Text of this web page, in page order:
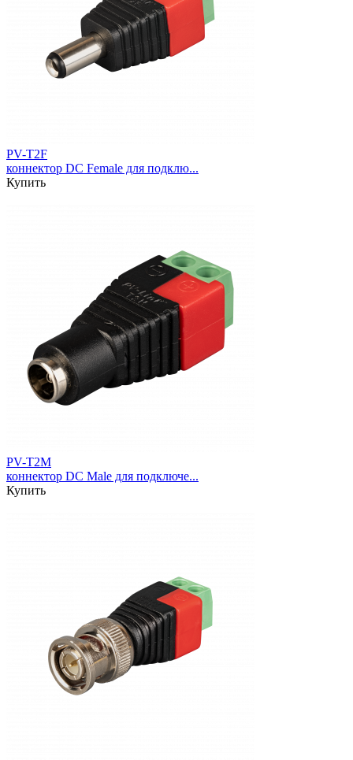
PV-T2F
коннектор DC Female для подклю...
Купить
PV-T2M
коннектор DC Male для подключе...
Купить